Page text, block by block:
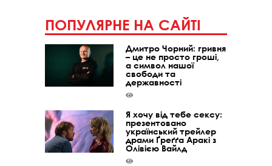
ПОПУЛЯРНЕ НА САЙТІ
Дмитро Чорний: гривня
– це не просто гроші,
а символ нашої
свободи та
державності
Я хочу від тебе сексу:
презентовано
український трейлер
драми Ґреґґа Аракі з
Олівією Вайлд